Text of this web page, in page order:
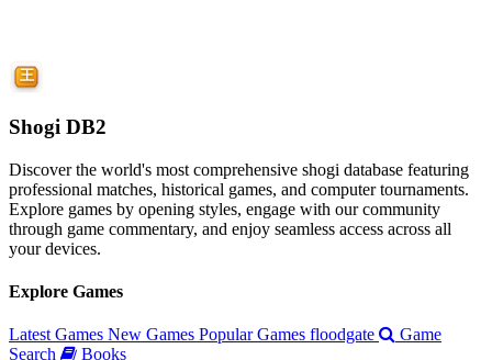
Shogi DB2
Discover the world's most comprehensive shogi database featuring
professional matches, historical games, and computer tournaments.
Explore games by opening styles, engage with our community
through game commentary, and enjoy seamless access across all
your devices.
Explore Games
Latest Games New Games Popular Games floodgate
Game
Search
Books